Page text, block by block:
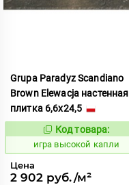
Grupa Paradyz Scandiano
Brown Elewacja настенная
плитка 6,6x24,5
548912
Код товара:
игра высокой капли
Цена
2 902 руб./м²